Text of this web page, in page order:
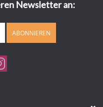
Newsletter an:
ABONNIEREN